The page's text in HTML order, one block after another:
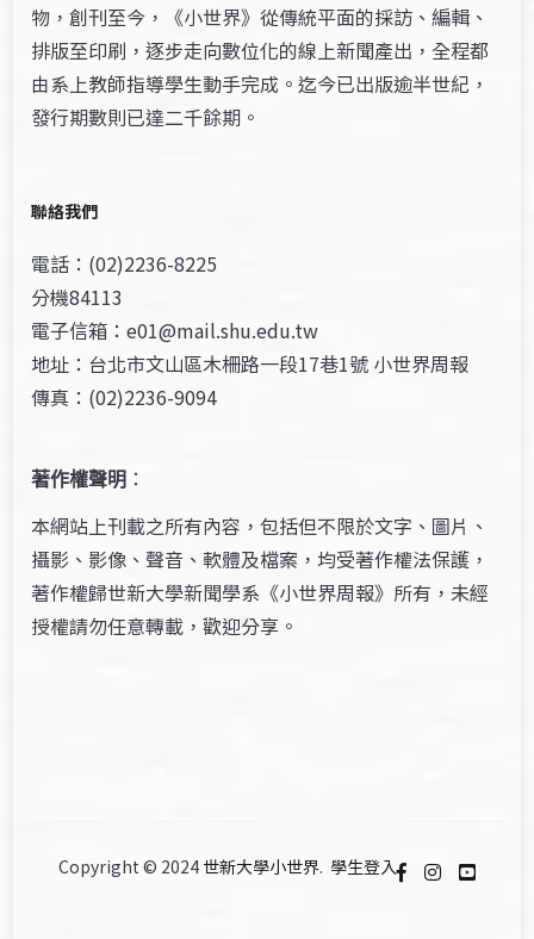
物，創刊至今，《小世界》從傳統平面的採訪、編輯、
排版至印刷，逐步走向數位化的線上新聞產出，全程都
由系上教師指導學生動手完成。迄今已出版逾半世紀，
發行期數則已達二千餘期。
聯絡我們
電話：(02)2236-8225
分機84113
電子信箱：e01@mail.shu.edu.tw
地址：台北市文山區木柵路一段17巷1號 小世界周報
傳真：(02)2236-9094
著作權聲明 ：
本網站上刊載之所有內容，包括但不限於文字、圖片、
攝影、影像、聲音、軟體及檔案，均受著作權法保護，
著作權歸世新大學新聞學系《小世界周報》所有，未經
授權請勿任意轉載，歡迎分享。
Copyright © 2024 世新大學小世界. 學生登入